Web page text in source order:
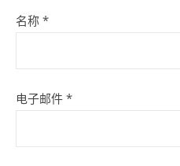
名称 *
电子邮件 *